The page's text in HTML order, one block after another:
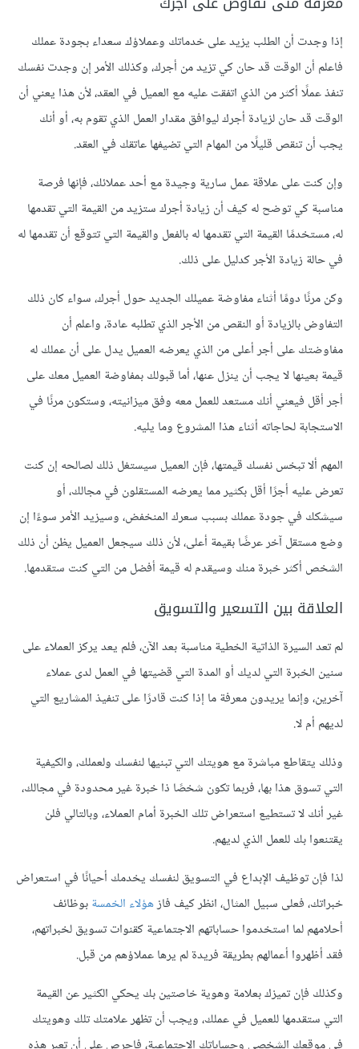
إذا وجدت أن الطلب يزيد على خدماتك وعملاؤك سعداء بجودة عملك
فاعلم أن الوقت قد حان كي تزيد من أجرك، وكذلك الأمر إن وجدت نفسك
تنفذ عملًا أكثر من الذي اتفقت عليه مع العميل في العقد، لأن هذا يعني أن
الوقت قد حان لزيادة أجرك ليوافق مقدار العمل الذي تقوم به، أو أنك
يجب أن تنقص قليلًا من المهام التي تضيفها عاتقك في العقد.
وإن كنت على علاقة عمل سارية وجيدة مع أحد عملائك، فإنها فرصة
مناسبة كي توضح له كيف أن زيادة أجرك ستزيد من القيمة التي تقدمها
له، مستخدمًا القيمة التي تقدمها له بالفعل والقيمة التي تتوقع أن تقدمها له
في حالة زيادة الأجر كدليل على ذلك.
وكن مرنًا دومًا أثناء مفاوضة عميلك الجديد حول أجرك، سواء كان ذلك
التفاوض بالزيادة أو النقص من الأجر الذي تطلبه عادة، واعلم أن
مفاوضتك على أجر أعلى من الذي يعرضه العميل يدل على أن عملك له
قيمة بعينها لا يجب أن ينزل عنها، أما قبولك بمفاوضة العميل معك على
أجر أقل فيعني أنك مستعد للعمل معه وفق ميزانيته، وستكون مرنًا في
الاستجابة لحاجاته أثناء هذا المشروع وما يليه.
المهم ألا تبخس نفسك قيمتها، فإن العميل سيستغل ذلك لصالحه إن كنت
تعرض عليه أجرًا أقل بكثير مما يعرضه المستقلون في مجالك، أو
سيشكك في جودة عملك بسبب سعرك المنخفض، وسيزيد الأمر سوءًا إن
وضع مستقل آخر عرضًا بقيمة أعلى، لأن ذلك سيجعل العميل يظن أن ذلك
الشخص أكثر خبرة منك وسيقدم له قيمة أفضل من التي كنت ستقدمها.
العلاقة بين التسعير والتسويق
لم تعد السيرة الذاتية الخطية مناسبة بعد الآن، فلم يعد يركز العملاء على
سنين الخبرة التي لديك أو المدة التي قضيتها في العمل لدى عملاء
آخرين، وإنما يريدون معرفة ما إذا كنت قادرًا على تنفيذ المشاريع التي
لديهم أم لا.
وذلك يتقاطع مباشرة مع هويتك التي تبنيها لنفسك ولعملك، والكيفية
التي تسوق هذا بها، فربما تكون شخصًا ذا خبرة غير محدودة في مجالك،
غير أنك لا تستطيع استعراض تلك الخبرة أمام العملاء، وبالتالي فلن
يقتنعوا بك للعمل الذي لديهم.
لذا فإن توظيف الإبداع في التسويق لنفسك يخدمك أحيانًا في استعراض
خبراتك، فعلى سبيل المثال، انظر كيف فازهؤلاء الخمسةبوظائف
أحلامهم لما استخدموا حساباتهم الاجتماعية كقنوات تسويق لخبراتهم،
فقد أظهروا أعمالهم بطريقة فريدة لم يرها عملاؤهم من قبل.
وكذلك فإن تميزك بعلامة وهوية خاصتين بك يحكي الكثير عن القيمة
التي ستقدمها للعميل في عملك، ويجب أن تظهر علامتك تلك وهويتك